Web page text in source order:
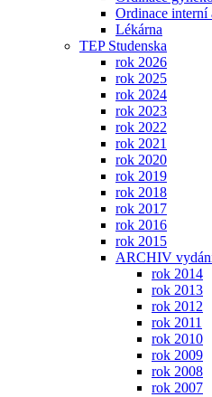
Ordinace interní
Lékárna
TEP Studenska
rok 2026
rok 2025
rok 2024
rok 2023
rok 2022
rok 2021
rok 2020
rok 2019
rok 2018
rok 2017
rok 2016
rok 2015
ARCHIV
rok 2014
rok 2013
rok 2012
rok 2011
rok 2010
rok 2009
rok 2008
rok 2007